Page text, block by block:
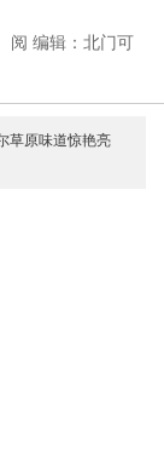
编辑：北门可
阅
草原味道惊艳亮